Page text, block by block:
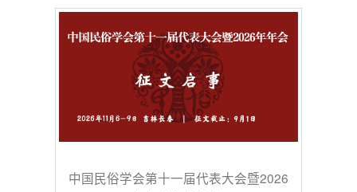
中国民俗学会第十一届代表大会暨2026